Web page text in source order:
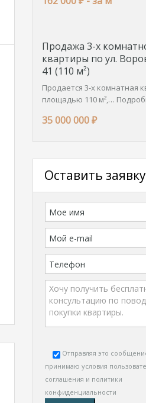
Продажа 3-х
квартиры по ул.
41 (110 м²)
Продается 3-х комнатная
площадью 110 м²,…
35 000 000 ₽
Оставить заявку
Отправляя это
принимаю условия
соглашения и политики
конфиденциальности